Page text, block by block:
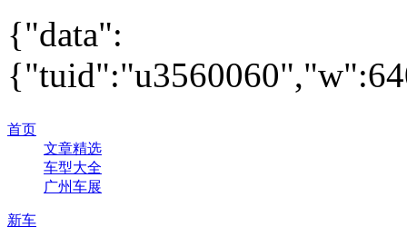
{"data":
首页
文章精选
车型大全
广州车展
新车